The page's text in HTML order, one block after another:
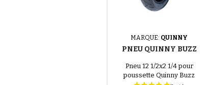
MARQUE: QUINNY
PNEU QUINNY BUZZ
Pneu 12 1/2x2 1/4 pour
poussette Quinny Buzz